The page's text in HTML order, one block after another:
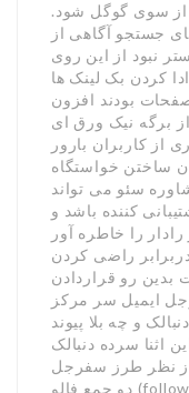
از سوی گوگل شود.
جستجو آگاهی از
نبود از این روی
کردن بک لینک ها
بودند افزون
برگه نیک ورق ای
از کاربران بارور
ساختن خواستگاه
سئو می تواند
کننده باشد و
را خاطره آور
راضی کردن
بدین رو قراردادن
ایمیل سر مرکز
و چه بلا پیوند
اثنا سرده دنبالک
از نظر طرز سفرجل
دو جمع فالو (follow) و نو فالو (nofollow) بخشش می